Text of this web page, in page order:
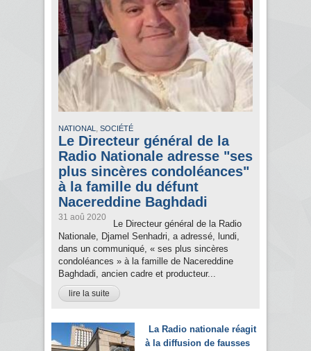
NATIONAL , SOCIÉTÉ
Le Directeur général de la
Radio Nationale adresse "ses
plus sincères condoléances"
à la famille du défunt
Nacereddine Baghdadi
31 aoû 2020
Le Directeur général de la Radio
Nationale, Djamel Senhadri, a adressé, lundi,
dans un communiqué, « ses plus sincères
condoléances » à la famille de Nacereddine
Baghdadi, ancien cadre et producteur...
lire la suite
La Radio nationale réagit
à la diffusion de fausses